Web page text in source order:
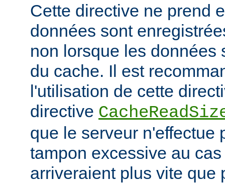
Cette directive ne prend
données sont
non lorsque les données
du cache. Il est
l'utilisation de cette
directive
que le serveur n'effectue
tampon excessive au
arriveraient plus vite que